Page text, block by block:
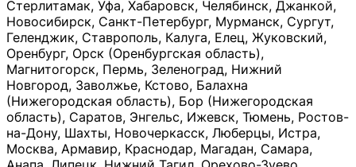
Стерлитамак, Уфа, Хабаровск, Челябинск, Джанкой,
Новосибирск, Санкт-Петербург, Мурманск, Сургут,
Геленджик, Ставрополь, Калуга, Елец, Жуковский,
Оренбург, Орск (Оренбургская область),
Магнитогорск, Пермь, Зеленоград, Нижний
Новгород, Заволжье, Кстово, Балахна
(Нижегородская область), Бор (Нижегородская
область), Саратов, Энгельс, Ижевск, Тюмень, Ростов-
на-Дону, Шахты, Новочеркасск, Люберцы, Истра,
Москва, Армавир, Краснодар, Магадан, Самара,